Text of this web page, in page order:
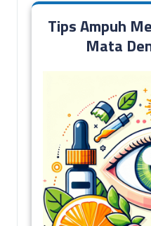
Tips Ampuh
Mata